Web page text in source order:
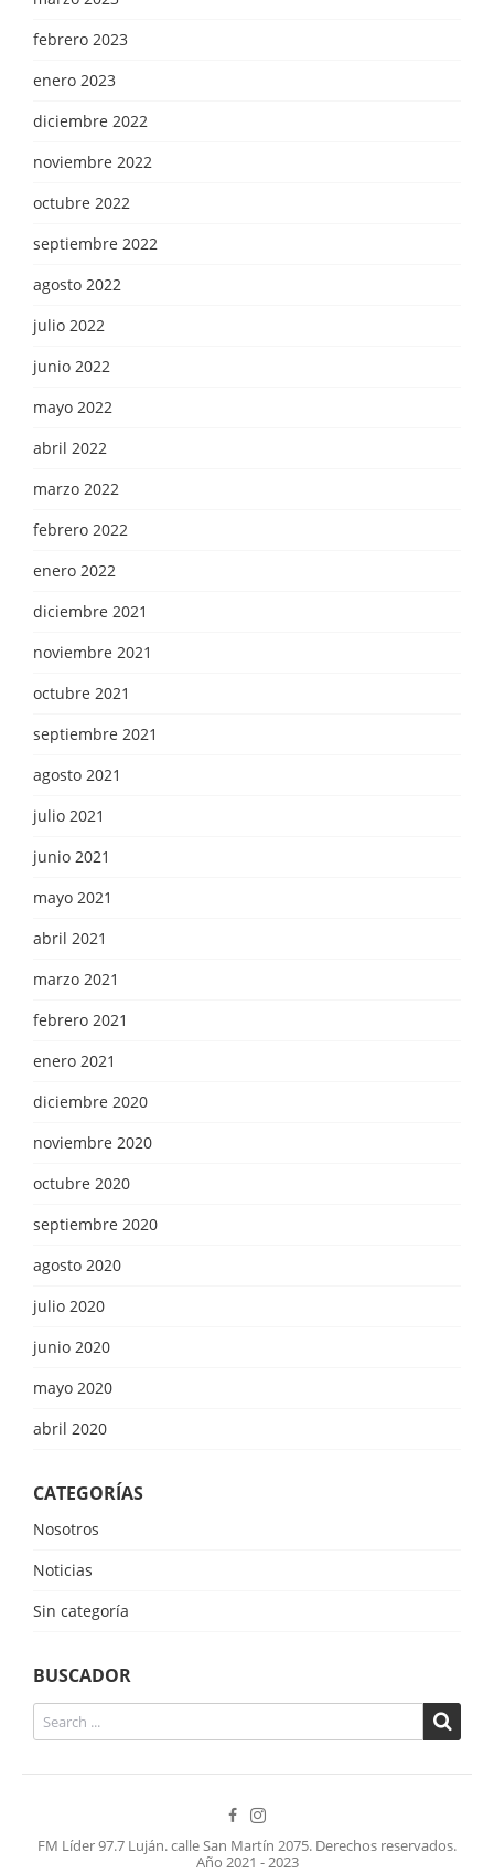
febrero 2023
enero 2023
diciembre 2022
noviembre 2022
octubre 2022
septiembre 2022
agosto 2022
julio 2022
junio 2022
mayo 2022
abril 2022
marzo 2022
febrero 2022
enero 2022
diciembre 2021
noviembre 2021
octubre 2021
septiembre 2021
agosto 2021
julio 2021
junio 2021
mayo 2021
abril 2021
marzo 2021
febrero 2021
enero 2021
diciembre 2020
noviembre 2020
octubre 2020
septiembre 2020
agosto 2020
julio 2020
junio 2020
mayo 2020
abril 2020
CATEGORÍAS
Nosotros
Noticias
Sin categoría
BUSCADOR
FM Líder 97.7 Luján. calle San Martín 2075. Derechos reservados.
Año 2021 - 2023